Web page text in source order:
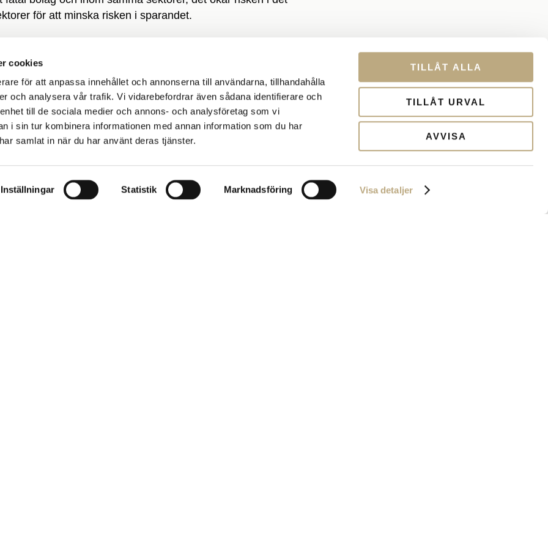
cookies
för att anpassa innehållet och annonserna till användarna, tillhandahålla
och analysera vår trafik. Vi vidarebefordrar även sådana identifierare och
till de sociala medier och annons- och analysföretag som vi
i sin tur kombinera informationen med annan information som du har
samlat in när du har använt deras tjänster.
Inställningar Statistik Marknadsföring Visa detaljer
TILLÅT ALLA
TILLÅT URVAL
AVVISA
för att minska risken i sparandet.
Det innebär att du kan ta olika grad av risk i ditt sparande.
lång tid och som därefter har en lång utbetalningstid.
utifrån om du ska ha kapitalet om 5 år eller 35 år.
till att du avstår från möjligheten att få avkastning på det